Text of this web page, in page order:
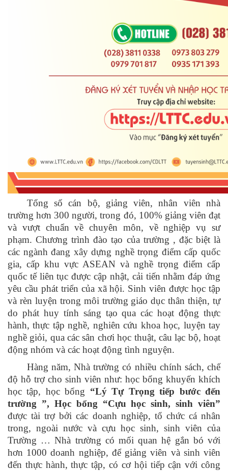
Tổng số cán bộ, giảng viên, nhân viên nhà
trường hơn 300 người, trong đó, 100% giảng viên đạt
và vượt chuẩn về chuyên môn, về nghiệp vụ sư
phạm. Chương trình đào tạo của trường , đặc biệt là
các ngành đang xây dựng nghề trọng điểm cấp quốc
gia, cấp khu vực ASEAN và nghề trọng điểm cấp
quốc tế liên tục được cập nhật, cải tiến nhằm đáp ứng
yêu cầu phát triển của xã hội. Sinh viên được học tập
và rèn luyện trong môi trường giáo dục thân thiện, tự
do phát huy tính sáng tạo qua các hoạt động thực
hành, thực tập nghề, nghiên cứu khoa học, luyện tay
nghề giỏi, qua các sân chơi học thuật, câu lạc bộ, hoạt
động nhóm và các hoạt động tình nguyện.
Hàng năm, Nhà trường có nhiều chính sách, chế
độ hỗ trợ cho sinh viên như: học bổng khuyến khích
học tập, học bổng “Lý Tự Trọng tiếp bước đến
trường ”, Học bổng “Cựu học sinh, sinh viên”
được tài trợ bởi các doanh nghiệp, tổ chức cá nhân
trong, ngoài nước và cựu học sinh, sinh viên của
Trường … Nhà trường có mối quan hệ gắn bó với
hơn 1000 doanh nghiệp, để giảng viên và sinh viên
đến thực hành, thực tập, có cơ hội tiếp cận với công